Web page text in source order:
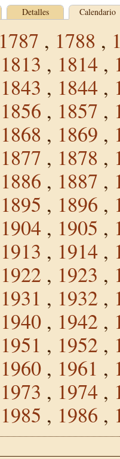
Detalles Calendario
1787 , 1788 ,
1813 , 1814 ,
1843 , 1844 ,
1856 , 1857 ,
1868 , 1869 ,
1877 , 1878 ,
1886 , 1887 ,
1895 , 1896 ,
1904 , 1905 ,
1913 , 1914 ,
1922 , 1923 ,
1931 , 1932 ,
1940 , 1942 ,
1951 , 1952 ,
1960 , 1961 ,
1973 , 1974 ,
1985 , 1986 ,